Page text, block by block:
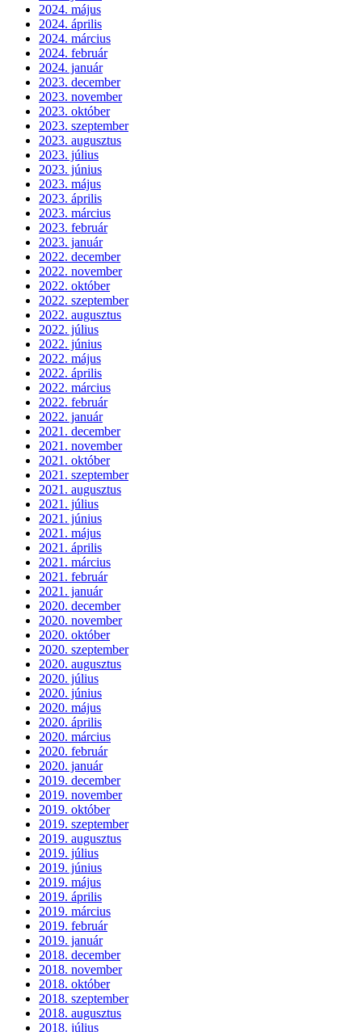
2024. május
2024. április
2024. március
2024. február
2024. január
2023. december
2023. november
2023. október
2023. szeptember
2023. augusztus
2023. július
2023. június
2023. május
2023. április
2023. március
2023. február
2023. január
2022. december
2022. november
2022. október
2022. szeptember
2022. augusztus
2022. július
2022. június
2022. május
2022. április
2022. március
2022. február
2022. január
2021. december
2021. november
2021. október
2021. szeptember
2021. augusztus
2021. július
2021. június
2021. május
2021. április
2021. március
2021. február
2021. január
2020. december
2020. november
2020. október
2020. szeptember
2020. augusztus
2020. július
2020. június
2020. május
2020. április
2020. március
2020. február
2020. január
2019. december
2019. november
2019. október
2019. szeptember
2019. augusztus
2019. július
2019. június
2019. május
2019. április
2019. március
2019. február
2019. január
2018. december
2018. november
2018. október
2018. szeptember
2018. augusztus
2018. július